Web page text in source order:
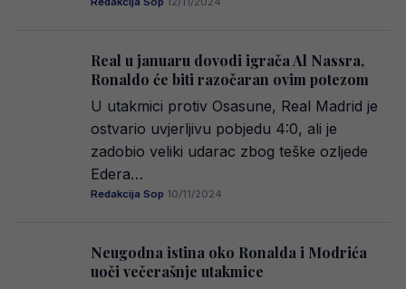
Real u januaru dovodi igrača Al Nassra,
Ronaldo će biti razočaran ovim potezom
U utakmici protiv Osasune, Real Madrid je
ostvario uvjerljivu pobjedu 4:0, ali je
zadobio veliki udarac zbog teške ozljede
Edera…
Redakcija Sop·10/11/2024
Neugodna istina oko Ronalda i Modrića
uoči večerašnje utakmice